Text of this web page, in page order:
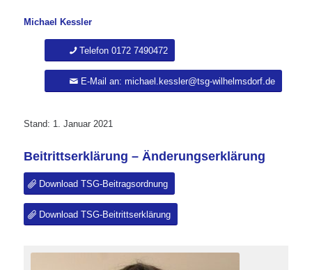
Michael Kessler
Telefon 0172 7490472
E-Mail an: michael.kessler@tsg-wilhelmsdorf.de
Stand: 1. Januar 2021
Beitrittserklärung – Änderungserklärung
Download TSG-Beitragsordnung
Download TSG-Beitrittserklärung